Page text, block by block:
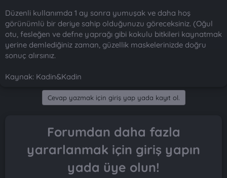
Düzenli kullanımda 1 ay sonra yumuşak ve daha hoş
görünümlü bir deriye sahip olduğunuzu göreceksiniz. (Oğul
otu, fesleğen ve defne yaprağı gibi kokulu bitkileri kaynatmak
yerine demlediğiniz zaman, güzellik maskelerinizde doğru
sonuç alırsınız.
Kaynak: Kadin&Kadin
Cevap yazmak için giriş yap yada kayıt ol.
Forumdan daha fazla
yararlanmak için giriş yapın
yada üye olun!